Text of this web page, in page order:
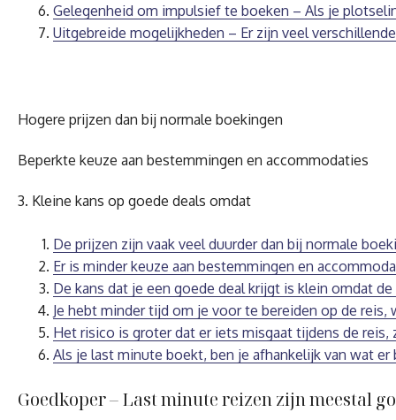
Gelegenheid om impulsief te boeken – Als je
Uitgebreide mogelijkheden – Er zijn veel
Hogere prijzen dan bij normale boekingen
Beperkte keuze aan bestemmingen en accommodaties
3. Kleine kans op goede deals omdat
De prijzen zijn vaak veel duurder dan bij normale
Er is minder keuze aan bestemmingen en
De kans dat je een goede deal krijgt is klein omdat
Je hebt minder tijd om je voor te bereiden op de
Het risico is groter dat er iets misgaat tijdens de
Als je last minute boekt, ben je afhankelijk van wat
Goedkoper – Last minute reizen zijn meestal